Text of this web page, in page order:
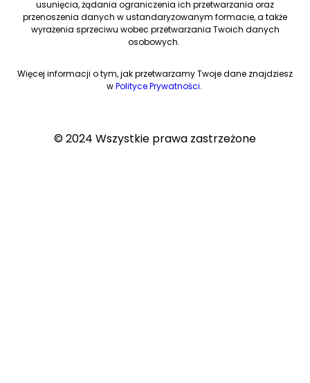
usunięcia, żądania ograniczenia ich przetwarzania oraz
przenoszenia danych w ustandaryzowanym formacie, a także
wyrażenia sprzeciwu wobec przetwarzania Twoich danych
osobowych.
Więcej informacji o tym, jak przetwarzamy Twoje dane znajdziesz
wPolityce Prywatności.
© 2024 Wszystkie prawa zastrzeżone